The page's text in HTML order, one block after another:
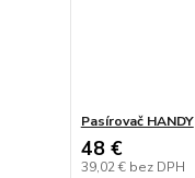
Pasírovač HANDY
48 €
39,02 € bez DPH